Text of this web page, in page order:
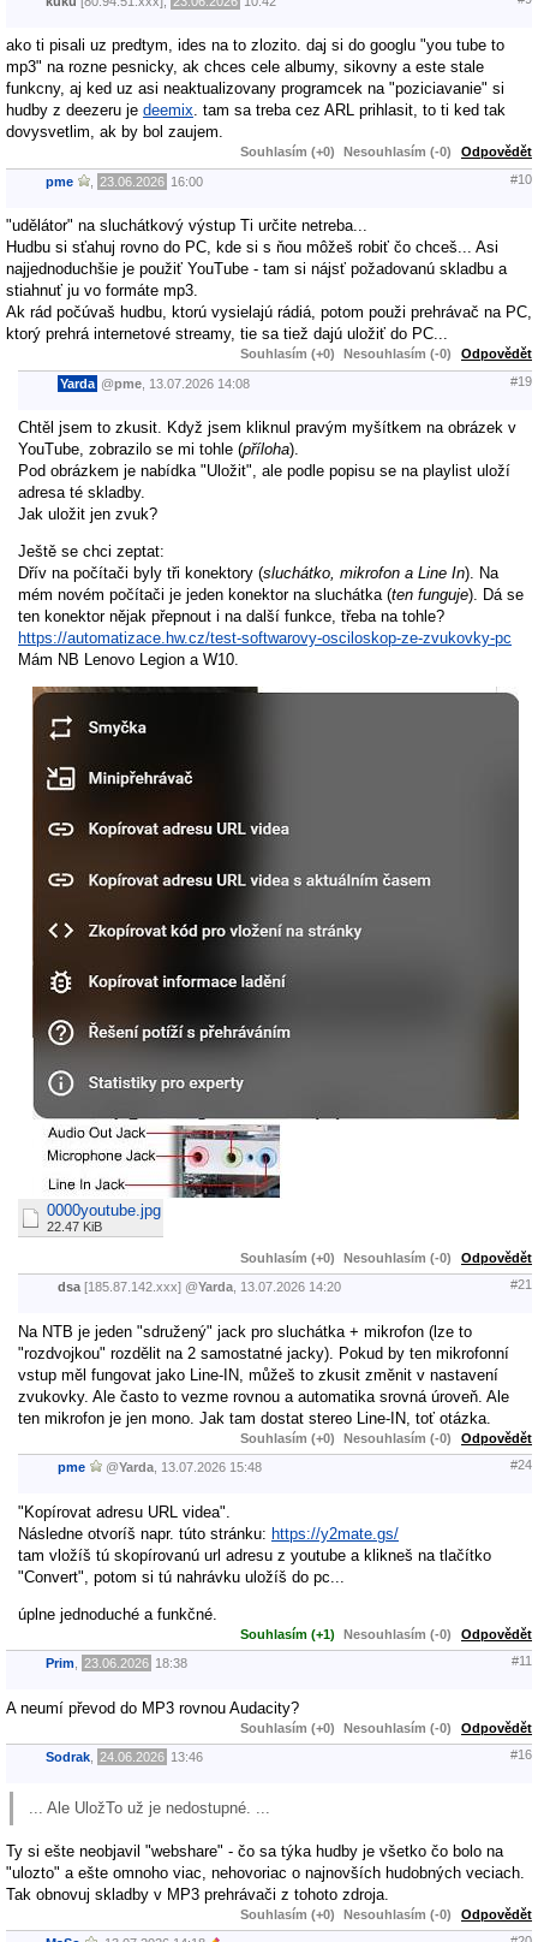
ako ti pisali uz predtym, ides na to zlozito. daj si do googlu "you tube to
mp3" na rozne pesnicky, ak chces cele albumy, sikovny a este stale
funkcny, aj ked uz asi neaktualizovany programcek na "poziciavanie" si
hudby z deezeru je deemix. tam sa treba cez ARL prihlasit, to ti ked tak
dovysvetlim, ak by bol zaujem.
Souhlasím (+0) Nesouhlasím (-0) Odpovědět
pme 23.06.2026 16:00 #10
"udělátor" na sluchátkový výstup Ti určite netreba...
Hudbu si sťahuj rovno do PC, kde si s ňou môžeš robiť čo chceš... Asi
najjednoduchšie je použiť YouTube - tam si nájsť požadovanú skladbu a
stiahnuť ju vo formáte mp3.
Ak rád počúvaš hudbu, ktorú vysielajú rádiá, potom použi prehrávač na PC,
ktorý prehrá internetové streamy, tie sa tiež dajú uložiť do PC...
Souhlasím (+0) Nesouhlasím (-0) Odpovědět
Yarda @pme 13.07.2026 14:08 #19
Chtěl jsem to zkusit. Když jsem kliknul pravým myšítkem na obrázek v
YouTube, zobrazilo se mi tohle (příloha).
Pod obrázkem je nabídka "Uložit", ale podle popisu se na playlist uloží
adresa té skladby.
Jak uložit jen zvuk?
Ještě se chci zeptat:
Dřív na počítači byly tři konektory (sluchátko, mikrofon a Line In). Na
mém novém počítači je jeden konektor na sluchátka (ten funguje). Dá se
ten konektor nějak přepnout i na další funkce, třeba na tohle?
https://automatizace.hw.cz/test-softwarovy-osciloskop-ze-zvukovky-pc
Mám NB Lenovo Legion a W10.
0000youtube.jpg
22.47 KiB
Souhlasím (+0) Nesouhlasím (-0) Odpovědět
dsa [185.87.142.xxx] @Yarda 13.07.2026 14:20 #21
Na NTB je jeden "sdružený" jack pro sluchátka + mikrofon (lze to
"rozdvojkou" rozdělit na 2 samostatné jacky). Pokud by ten mikrofonní
vstup měl fungovat jako Line-IN, můžeš to zkusit změnit v nastavení
zvukovky. Ale často to vezme rovnou a automatika srovná úroveň. Ale
ten mikrofon je jen mono. Jak tam dostat stereo Line-IN, toť otázka.
Souhlasím (+0) Nesouhlasím (-0) Odpovědět
pme @Yarda 13.07.2026 15:48 #24
"Kopírovat adresu URL videa".
Následne otvoríš napr. túto stránku: https://y2mate.gs/
tam vložíš tú skopírovanú url adresu z youtube a klikneš na tlačítko
"Convert", potom si tú nahrávku uložíš do pc...
úplne jednoduché a funkčné.
Souhlasím (+1) Nesouhlasím (-0) Odpovědět
Prim 23.06.2026 18:38 #11
A neumí převod do MP3 rovnou Audacity?
Souhlasím (+0) Nesouhlasím (-0) Odpovědět
Sodrak 24.06.2026 13:46 #16
... Ale UložTo už je nedostupné. ...
Ty si ešte neobjavil "webshare" - čo sa týka hudby je všetko čo bolo na
"ulozto" a ešte omnoho viac, nehovoriac o najnovších hudobných veciach.
Tak obnovuj skladby v MP3 prehrávači z tohoto zdroja.
Souhlasím (+0) Nesouhlasím (-0) Odpovědět